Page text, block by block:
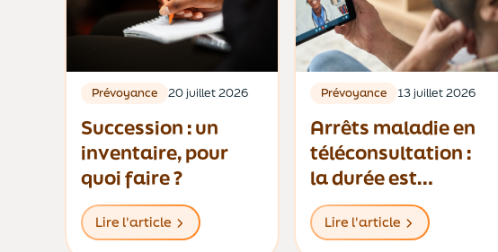
Prévoyance 20 juillet 2026
Succession : un
inventaire, pour
quoi faire ?
Lire l'article
Prévoyance 13 juillet 2026
Arrêts maladie en
téléconsultation :
la durée est
désormais limitée à
trois jours
Lire l'article